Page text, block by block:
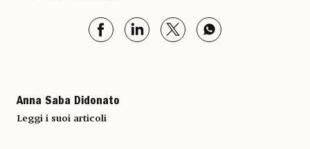
Anna Saba Didonato
Leggi i suoi articoli